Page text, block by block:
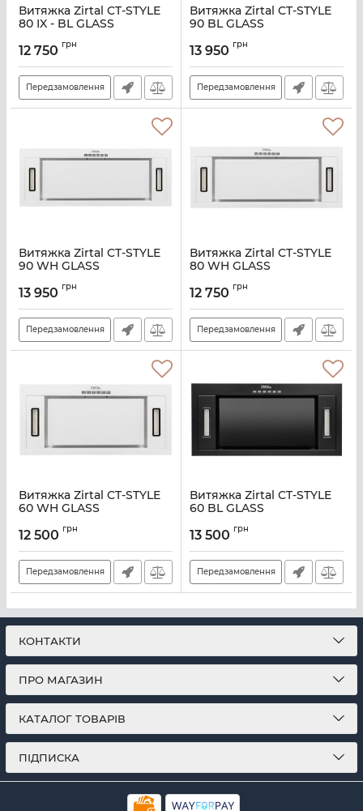
Витяжка Zirtal CT-STYLE
80 IX - BL GLASS
12 750 грн
Передзамовлення
Витяжка Zirtal CT-STYLE
90 BL GLASS
13 950 грн
Передзамовлення
Витяжка Zirtal CT-STYLE
90 WH GLASS
13 950 грн
Передзамовлення
Витяжка Zirtal CT-STYLE
80 WH GLASS
12 750 грн
Передзамовлення
Витяжка Zirtal CT-STYLE
60 WH GLASS
12 500 грн
Передзамовлення
Витяжка Zirtal CT-STYLE
60 BL GLASS
13 500 грн
Передзамовлення
КОНТАКТИ
ПРО МАГАЗИН
КАТАЛОГ ТОВАРІВ
ПІДПИСКА